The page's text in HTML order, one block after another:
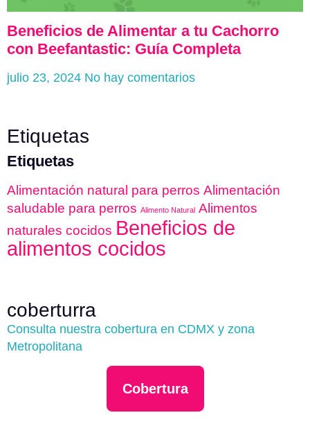
Beneficios de Alimentar a tu Cachorro
con Beefantastic: Guía Completa
julio 23, 2024 No hay comentarios
Etiquetas
Etiquetas
Alimentación natural para perros Alimentación
saludable para perros Alimento Natural Alimentos
naturales cocidos Beneficios de
alimentos cocidos
coberturra
Consulta nuestra cobertura en CDMX y zona
Metropolitana
Cobertura